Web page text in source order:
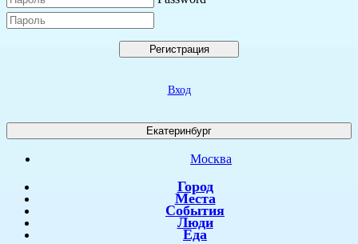
Регистрация
Вход
Екатеринбург
Москва
Город
Места
События
Люди
Еда